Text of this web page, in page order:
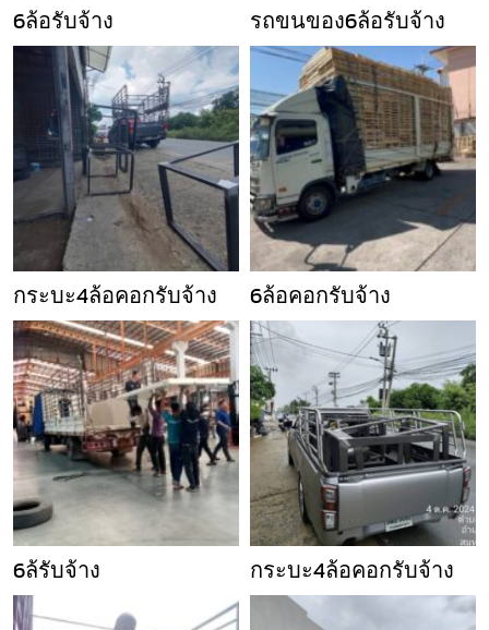
6ล้อรับจ้าง รถขนของ6ล้อรับจ้าง
กระบะ4ล้อคอกรับจ้าง 6ล้อคอกรับจ้าง
6ล้รับจ้าง กระบะ4ล้อคอกรับจ้าง